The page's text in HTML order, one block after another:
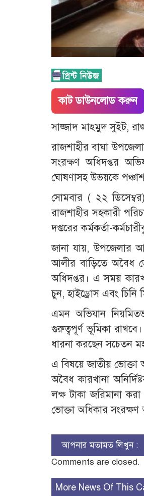
কাট ডাউনলোড করুন
সাজ্জাদ মাহমুদ সুইট,
রাজশাহীর বাঘা
সংরক্ষণ অধিদপ্তর
ঘোষণাসহ উভয়কে
সোমবার ( ২২
রাজশাহীর সহকারী
দপ্তরের কর্মকর্তা-
জানা যায়, উপজেলার
আলীর বাড়িতে অবৈধ
অধিদপ্তর। এ সময়
চুন, হাইড্রোস এবং চিনি
এমন অভিযান
গুরুত্বপূর্ণ ভূমিকা
ধারনা করছেন সচেতন
এ বিষয়ে জাতীয় ভোক্তা
অবৈধ কারখানা
লক্ষ টাকা জরিমানা
ভোক্তা অধিকার
আপনার মতামত লিখুন :
Comments are closed.
More News Of This